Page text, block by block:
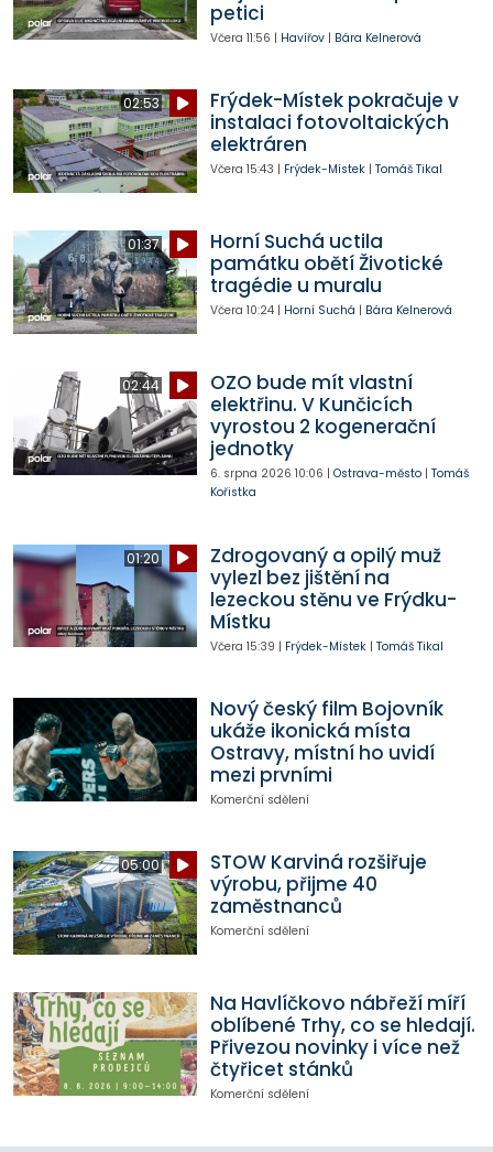
petici
Včera 11:56 | Havířov| Bára Kelnerová
02:53
Frýdek-Místek pokračuje v
instalaci fotovoltaických
elektráren
Včera 15:43 | Frýdek-Místek| Tomáš Tikal
01:37
Horní Suchá uctila
památku obětí Životické
tragédie u muralu
Včera 10:24| Horní Suchá | Bára Kelnerová
02:44
OZO bude mít vlastní
elektřinu. V Kunčicích
vyrostou 2 kogenerační
jednotky
6. srpna 2026 10:06 | Ostrava-město| Tomáš
Kořistka
01:20
Zdrogovaný a opilý muž
vylezl bez jištění na
lezeckou stěnu ve Frýdku-
Místku
Včera 15:39 | Frýdek-Místek| Tomáš Tikal
Nový český film Bojovník
ukáže ikonická místa
Ostravy, místní ho uvidí
mezi prvními
Komerční sdělení
05:00
STOW Karviná rozšiřuje
výrobu, přijme 40
zaměstnanců
Komerční sdělení
Na Havlíčkovo nábřeží míří
oblíbené Trhy, co se hledají.
Přivezou novinky i více než
čtyřicet stánků
Komerční sdělení